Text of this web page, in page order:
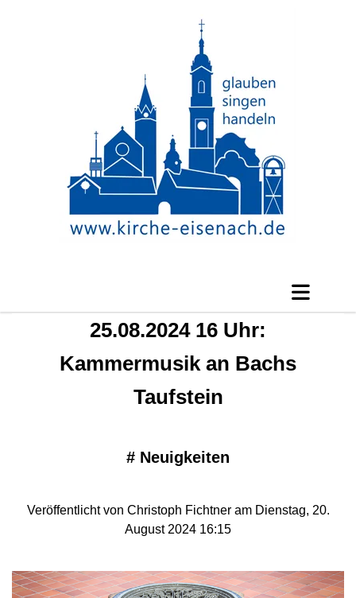
25.08.2024 16 Uhr:
Kammermusik an Bachs
Taufstein
# Neuigkeiten
Veröffentlicht von Christoph Fichtner am Dienstag, 20.
August 2024 16:15